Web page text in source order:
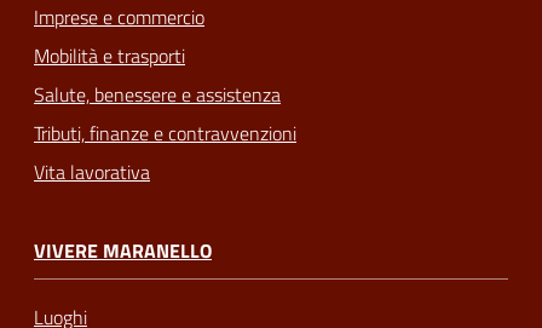
Imprese e commercio
Mobilità e trasporti
Salute, benessere e assistenza
Tributi, finanze e contravvenzioni
Vita lavorativa
VIVERE MARANELLO
Luoghi